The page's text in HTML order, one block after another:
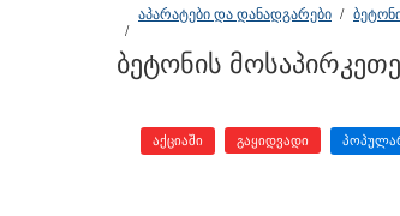
აპარატები და დანადგარები
ბეტონის
აქციაში გაყიდვადი